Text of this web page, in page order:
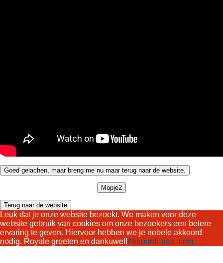
Goed gelachen, maar breng me nu maar terug naar de website.
Mopje2
Terug naar de website
Leuk dat je onze website bezoekt. We maken voor deze
website gebruik van cookies om onze bezoekers een betere
ervaring te geven. Hiervoor hebben we je nobele akkoord
nodig. Royale groeten en dankuwel!Akkoord Lees meer